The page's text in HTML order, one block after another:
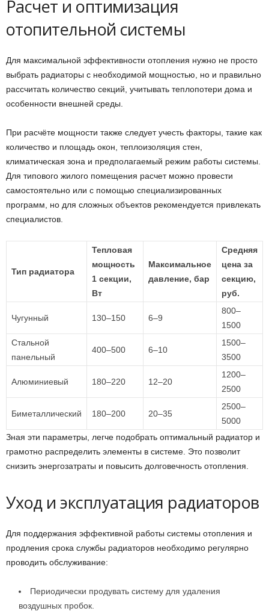
Расчет и оптимизация
отопительной системы
Для максимальной эффективности отопления нужно не просто
выбрать радиаторы с необходимой мощностью, но и правильно
рассчитать количество секций, учитывать теплопотери дома и
особенности внешней среды.
При расчёте мощности также следует учесть факторы, такие как
количество и площадь окон, теплоизоляция стен,
климатическая зона и предполагаемый режим работы системы.
Для типового жилого помещения расчет можно провести
самостоятельно или с помощью специализированных
программ, но для сложных объектов рекомендуется привлекать
специалистов.
Тип радиатора
Тепловая
мощность
1 секции,
Вт
Максимальное
давление, бар
Средняя
цена за
секцию,
руб.
Чугунный 130–150 6–9
800–
1500
Стальной
панельный
400–500 6–10
1500–
3500
Алюминиевый 180–220 12–20
1200–
2500
Биметаллический 180–200 20–35
2500–
5000
Зная эти параметры, легче подобрать оптимальный радиатор и
грамотно распределить элементы в системе. Это позволит
снизить энергозатраты и повысить долговечность отопления.
Уход и эксплуатация радиаторов
Для поддержания эффективной работы системы отопления и
продления срока службы радиаторов необходимо регулярно
проводить обслуживание:
Периодически продувать систему для удаления
воздушных пробок.